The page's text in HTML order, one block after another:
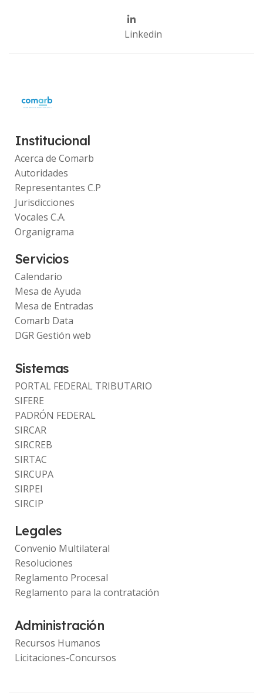
Linkedin
Institucional
Acerca de Comarb
Autoridades
Representantes C.P
Jurisdicciones
Vocales C.A.
Organigrama
Servicios
Calendario
Mesa de Ayuda
Mesa de Entradas
Comarb Data
DGR Gestión web
Sistemas
PORTAL FEDERAL TRIBUTARIO
SIFERE
PADRÓN FEDERAL
SIRCAR
SIRCREB
SIRTAC
SIRCUPA
SIRPEI
SIRCIP
Legales
Convenio Multilateral
Resoluciones
Reglamento Procesal
Reglamento para la contratación
Administración
Recursos Humanos
Licitaciones-Concursos